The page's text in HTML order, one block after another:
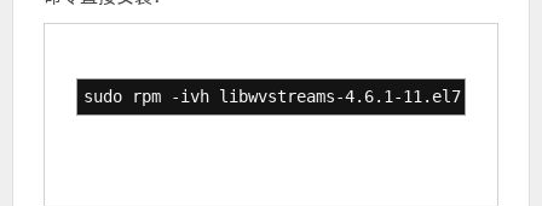
sudo rpm -ivh libwvstreams-4.6.1-